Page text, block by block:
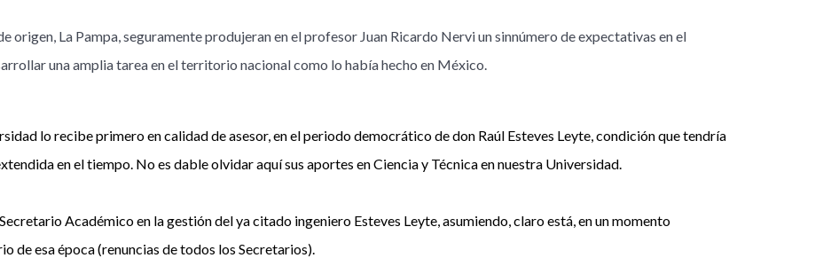
origen, La Pampa, seguramente produjeran en el profesor Juan Ricardo Nervi un sinnúmero de expectativas en el
una amplia tarea en el territorio nacional como lo había hecho en México.
lo recibe primero en calidad de asesor, en el periodo democrático de don Raúl Esteves Leyte, condición que tendría
en el tiempo. No es dable olvidar aquí sus aportes en Ciencia y Técnica en nuestra Universidad.
Académico en la gestión del ya citado ingeniero Esteves Leyte, asumiendo, claro está, en un momento
de esa época (renuncias de todos los Secretarios).